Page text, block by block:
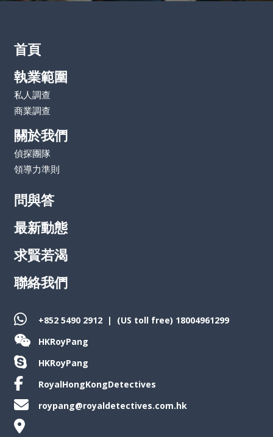
首頁
執業範圍
私人調查
商業調查
關於我們
偵探團隊
領導力準則
問與答
最新動態
求賢若渴
聯絡我們
+852 5490 2912 | (US toll free) 18004961299
HKRoyPang
HKRoyPang
RoyalHongKongDetectives
roypang@royaldetectives.com.hk